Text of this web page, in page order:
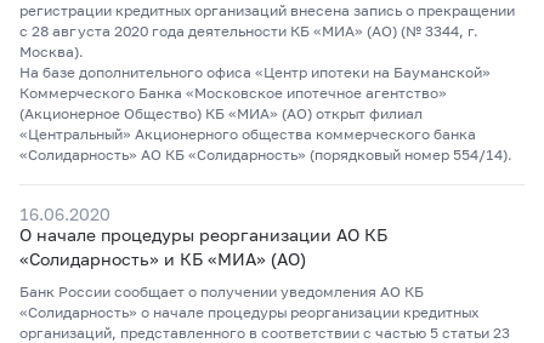
регистрации кредитных организаций внесена запись о прекращении
с 28 августа 2020 года деятельности КБ «МИА» (АО) (№ 3344, г.
Москва).
На базе дополнительного офиса «Центр ипотеки на Бауманской»
Коммерческого Банка «Московское ипотечное агентство»
(Акционерное Общество) КБ «МИА» (АО) открыт филиал
«Центральный» Акционерного общества коммерческого банка
«Солидарность» АО КБ «Солидарность» (порядковый номер 554/14).
16.06.2020
О начале процедуры реорганизации АО КБ
«Солидарность» и КБ «МИА» (АО)
Банк России сообщает о получении уведомления АО КБ
«Солидарность» о начале процедуры реорганизации кредитных
организаций, представленного в соответствии с частью 5 статьи 23